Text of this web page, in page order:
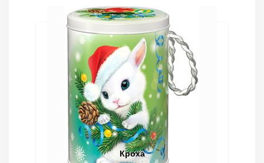
Кроха